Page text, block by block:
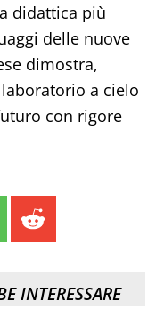
didattica più
delle nuove
dimostra,
a cielo
con rigore
INTERESSARE